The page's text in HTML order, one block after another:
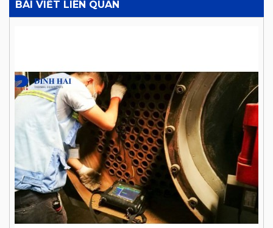
BÀI VIẾT LIÊN QUAN